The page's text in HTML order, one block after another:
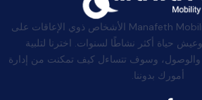
لقد ساعدت Manafeth Mobility Solution الأشخاص ذوي الإعاقات على
حياة أكثر نشاطًا لسنوات. اخترنا لتلبية
والوصول، وسوف تتساءل كيف تمكنت من إدارة
أمورك بدوننا.